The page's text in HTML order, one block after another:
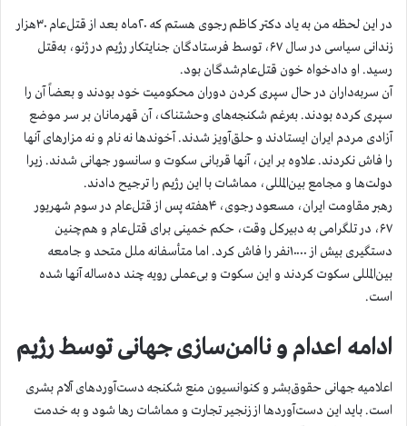
در این لحظه من به یاد دکتر کاظم رجوی هستم که ۲۰ماه بعد از قتل‌عام ۳۰هزار
زندانی سیاسی در سال ۶۷، توسط فرستادگان جنایتکار رژیم در ژنو، به‌قتل
رسید. او دادخواه خون قتل‌عام‌شدگان بود.
آن سربه‌داران در حال سپری کردن دوران محکومیت خود بودند و بعضاً آن را
سپری کرده بودند. به‌رغم شکنجه‌های وحشتناک، آن قهرمانان بر سر موضع
آزادی مردم ایران ایستادند و حلق‌آویز شدند. آخوندها نه نام و نه مزارهای آنها
را فاش نکردند. علاوه بر این، آنها قربانی سکوت و سانسور جهانی شدند. زیرا
دولت‌ها و مجامع بین‌المللی، مماشات با این رژیم را ترجیح دادند.
رهبر مقاومت ایران، مسعود رجوی، ۴هفته پس از قتل‌عام در سوم شهریور
۶۷، در تلگرامی به دبیرکل وقت، حکم خمینی برای قتل‌عام و هم‌چنین
دستگیری بیش از ۱۰۰۰۰نفر را فاش کرد. اما متأسفانه ملل متحد و جامعه
بین‌المللی سکوت کردند و این سکوت و بی‌عملی رویه چند ده‌ساله آنها شده
است.
ادامه اعدام و ناامن‌سازی جهانی توسط رژیم
اعلامیه جهانی حقوق‌بشر و کنوانسیون منع شکنجه دست‌آوردهای آلام بشری
است. باید این دست‌آوردها از زنجیر تجارت و مماشات رها شود و به خدمت